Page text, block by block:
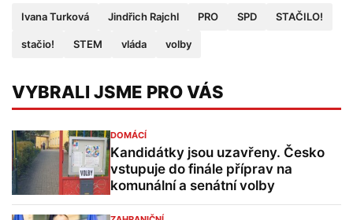
Ivana Turková Jindřich Rajchl PRO SPD STAČILO!
stačio! STEM vláda volby
VYBRALI JSME PRO VÁS
DOMÁCÍ
Kandidátky jsou uzavřeny. Česko
vstupuje do finále příprav na
komunální a senátní volby